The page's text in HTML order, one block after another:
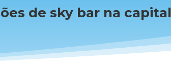
de sky bar na capital